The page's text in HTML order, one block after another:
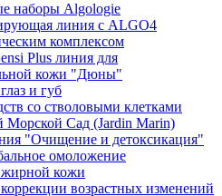
наборы Algologie
линия с ALGO4
комплексом
Plus линия для
кожи "Дюны"
и губ
со стволовыми клетками
Морской Сад (Jardin Marin)
"Очищение и детоксикация"
омоложение
кожи
возрастных изменений